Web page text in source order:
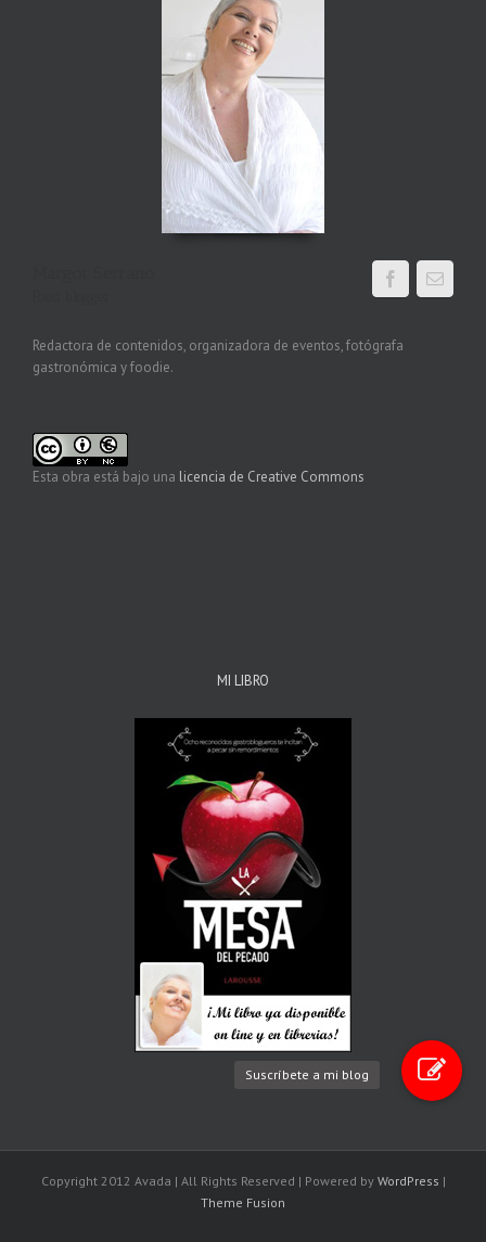
Redactora de contenidos, organizadora de eventos, fotógrafa
gastronómica y foodie.
Esta obra está bajo una licencia de Creative Commons
MI LIBRO
Copyright 2012 Avada | All Rights Reserved | Powered by WordPress |
Theme Fusion
Suscríbete a mi blog